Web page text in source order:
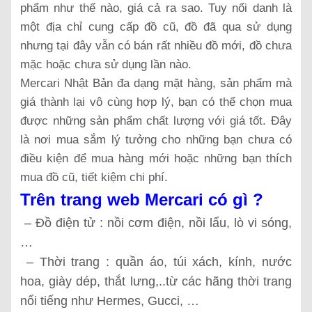
phẩm như thế nào, giá cả ra sao. Tuy nổi danh là
một địa chỉ cung cấp đồ cũ, đồ đã qua sử dụng
nhưng tại đây vẫn có bán rất nhiều đồ mới, đồ chưa
mặc hoặc chưa sử dụng lần nào.
Mercari Nhật Bản đa dạng mặt hàng, sản phẩm mà
giá thành lại vô cùng hợp lý, bạn có thể chọn mua
được những sản phẩm chất lượng với giá tốt. Đây
là nơi mua sắm lý tưởng cho những bạn chưa có
điều kiện để mua hàng mới hoặc những bạn thích
mua đồ cũ, tiết kiệm chi phí.
Trên trang web Mercari có gì ?
– Đồ điện tử : nồi cơm điện, nồi lẩu, lò vi sóng,
…
– Thời trang : quần áo, túi xách, kính, nước
hoa, giày dép, thắt lưng,..từ các hãng thời trang
nổi tiếng như Hermes, Gucci, …